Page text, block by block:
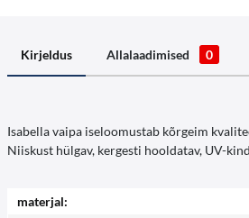
Kirjeldus Allalaadimised 0
Isabella vaipa iseloomustab kõrgeim
Niiskust hülgav, kergesti hooldatav, UV-
materjal: